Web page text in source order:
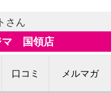
さん
マ 国領店
口コミ メルマガ